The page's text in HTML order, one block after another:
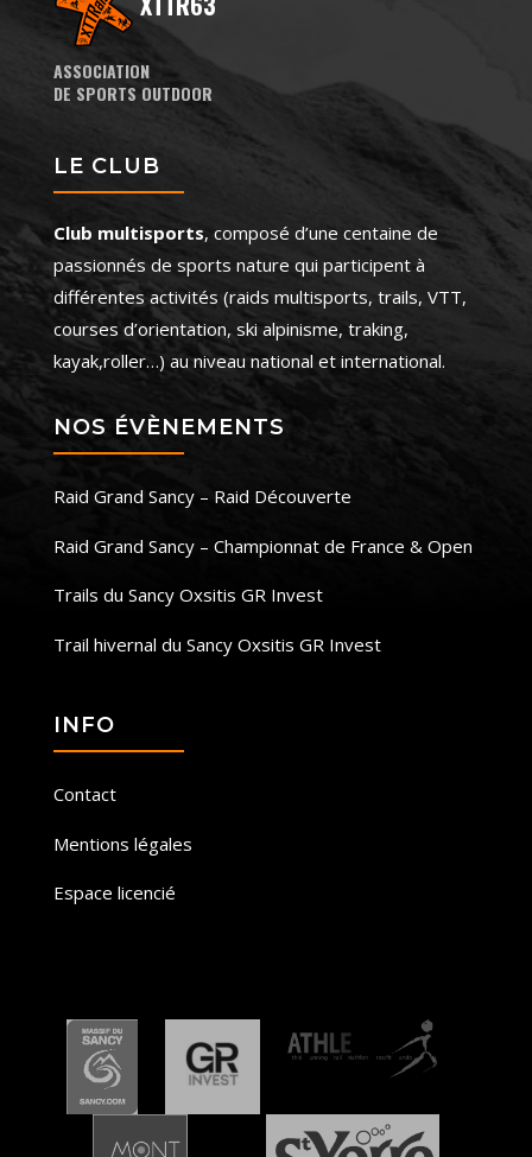
ASSOCIATION
DE SPORTS OUTDOOR
LE CLUB
Club multisports, composé d’une centaine de
passionnés de sports nature qui participent à
différentes activités (raids multisports, trails, VTT,
courses d’orientation, ski alpinisme, traking,
kayak,roller…) au niveau national et international.
NOS ÉVÈNEMENTS
Raid Grand Sancy – Raid Découverte
Raid Grand Sancy – Championnat de France & Open
Trails du Sancy Oxsitis GR Invest
Trail hivernal du Sancy Oxsitis GR Invest
INFO
Contact
Mentions légales
Espace licencié